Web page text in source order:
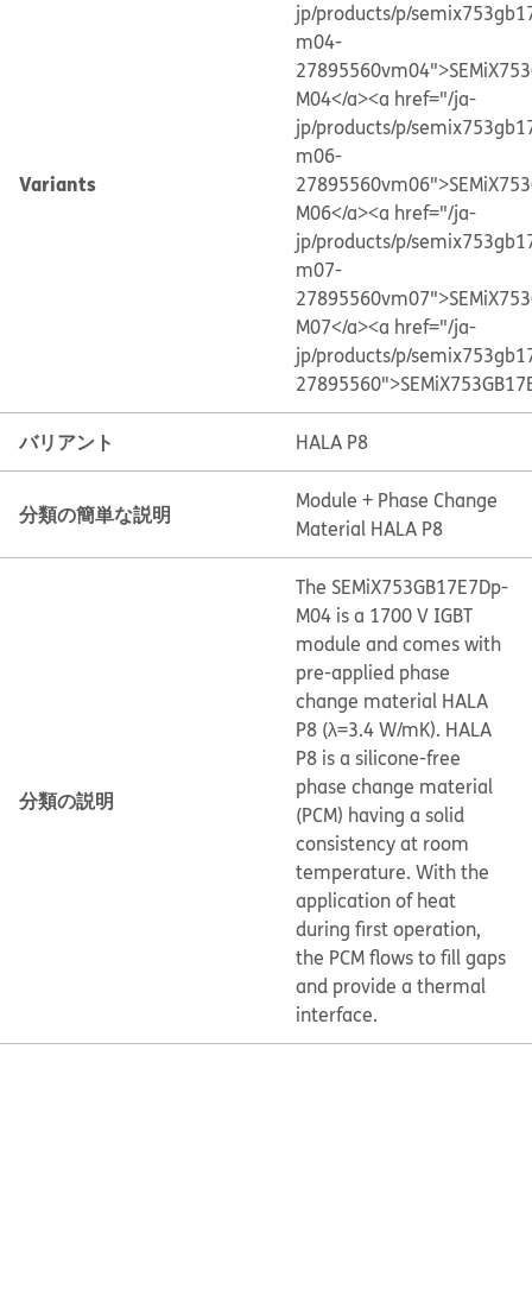
Variants
jp/products/p/
m04-
M04</a><a href="/ja-
jp/products/p/
m06-
M06</a><a href="/ja-
jp/products/p/
m07-
M07</a><a href="/ja-
jp/products/p/
バリアント HALA P8
分類の簡単な説明
Module + Phase Change
Material HALA P8
分類の説明
The SEMiX753GB17E7Dp-
M04 is a 1700 V IGBT
module and comes with
pre-applied phase
change material HALA
P8 (λ=3.4 W/mK). HALA
P8 is a silicone-free
phase change material
(PCM) having a solid
consistency at room
temperature. With the
application of heat
during first operation,
the PCM flows to fill gaps
and provide a thermal
interface.